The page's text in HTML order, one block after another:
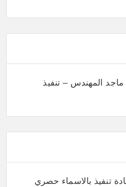
المهندس – تنفيذ
تنفيذ بالاسماء حصري